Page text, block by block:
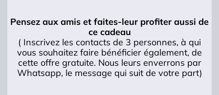
Pensez aux amis et faites-leur profiter aussi de
ce cadeau
( Inscrivez les contacts de 3 personnes, à qui
vous souhaitez faire bénéficier également, de
cette offre gratuite. Nous leurs enverrons par
Whatsapp, le message qui suit de votre part)